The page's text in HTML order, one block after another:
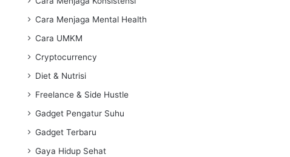
Cara Menjaga Mental Health
Cara UMKM
Cryptocurrency
Diet & Nutrisi
Freelance & Side Hustle
Gadget Pengatur Suhu
Gadget Terbaru
Gaya Hidup Sehat